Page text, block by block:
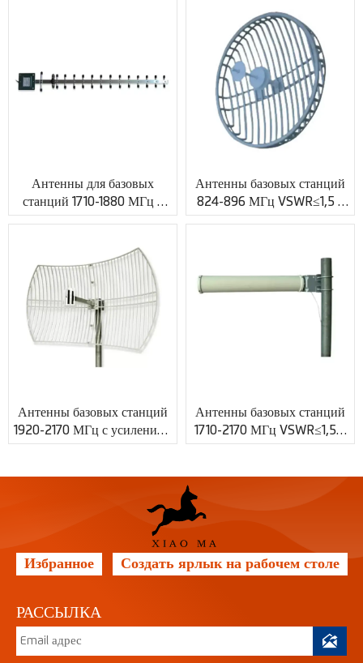
Антенны для базовых
станций 1710-1880 МГц с
усилением 12 дБи и
PV029
Антенны базовых станций
824-896 МГц VSWR≤1,5 с
индивидуальным ВЧ-
Антенны базовых станций
1920-2170 МГц с усилением
21 дБи и разъемом N XMR-
Антенны базовых станций
1710-2170 МГц VSWR≤1,5 с
индивидуальным ВЧ-
Избранное Создать ярлык на рабочем столе
РАССЫЛКА
